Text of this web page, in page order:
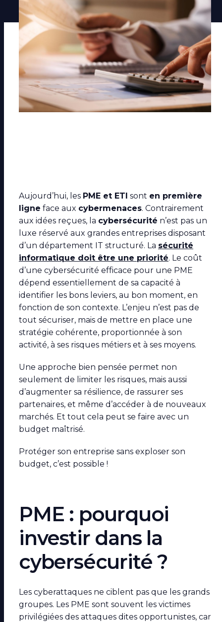
Aujourd’hui, les PME et ETI sont en première
ligne face aux cybermenaces. Contrairement
aux idées reçues, la cybersécurité n’est pas un
luxe réservé aux grandes entreprises disposant
d’un département IT structuré. La sécurité
informatique doit être une priorité. Le coût
d’une cybersécurité efficace pour une PME
dépend essentiellement de sa capacité à
identifier les bons leviers, au bon moment, en
fonction de son contexte. L’enjeu n’est pas de
tout sécuriser, mais de mettre en place une
stratégie cohérente, proportionnée à son
activité, à ses risques métiers et à ses moyens.
Une approche bien pensée permet non
seulement de limiter les risques, mais aussi
d’augmenter sa résilience, de rassurer ses
partenaires, et même d’accéder à de nouveaux
marchés. Et tout cela peut se faire avec un
budget maîtrisé.
Protéger son entreprise sans exploser son
budget, c’est possible !
PME : pourquoi
investir dans la
cybersécurité ?
Les cyberattaques ne ciblent pas que les grands
groupes. Les PME sont souvent les victimes
privilégiées des attaques dites opportunistes, car